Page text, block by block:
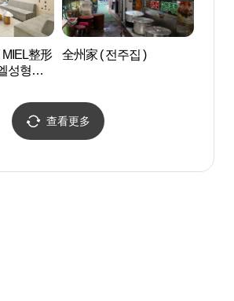
MIEL整形
성형외
全州家 ( 전주집 )
查看更多